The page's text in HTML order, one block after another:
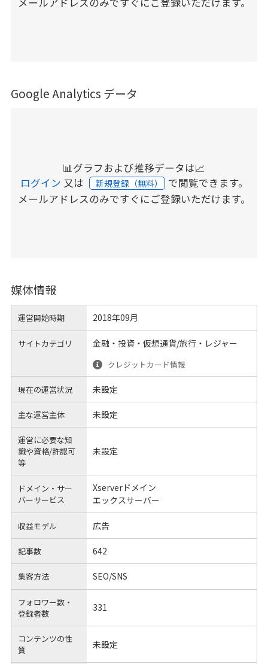
Google Analytics データ
📊グラフおよび推移データは📈
ログイン 又は 新規登録（無料） で閲覧できます。
メールアドレスのみですぐにご登録いただけます。
媒体情報
運営開始時期 2018年09月
サイトカテゴリ 金融・投資・仮想通貨/旅行・レジャー
クレジットカード情報
現在の運営状況 未設定
主な運営主体 未設定
運営に必要な知
識や資格/許認可
等
未設定
ドメイン・サー
バーサービス
Xserverドメイン
エックスサーバー
収益モデル 広告
記事数 642
集客方法 SEO/SNS
フォロワー数・
登録者数
331
コンテンツの性
質
未設定